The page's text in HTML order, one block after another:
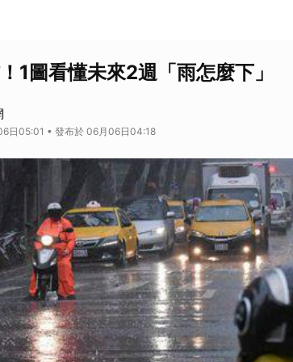
1圖看懂未來2週「雨怎麼下」
日05:01 • 發布於 06月06日04:18